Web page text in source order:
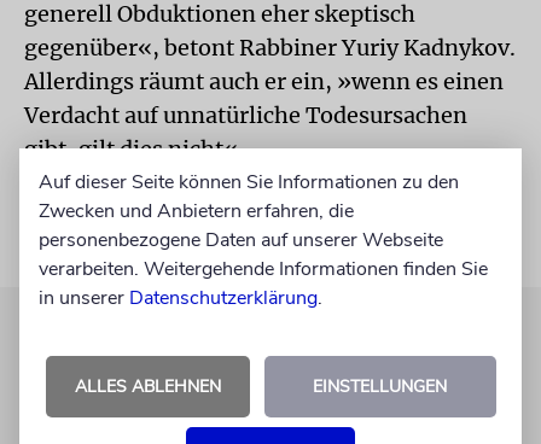
generell Obduktionen eher skeptisch
gegenüber«, betont Rabbiner Yuriy Kadnykov.
Allerdings räumt auch er ein, »wenn es einen
Verdacht auf unnatürliche Todesursachen
gibt, gilt dies nicht«.
Auf dieser Seite können Sie Informationen zu den
Zwecken und Anbietern erfahren, die
personenbezogene Daten auf unserer Webseite
verarbeiten. Weitergehende Informationen finden Sie
in unserer Datenschutzerklärung.
ALLES ABLEHNEN EINSTELLUNGEN